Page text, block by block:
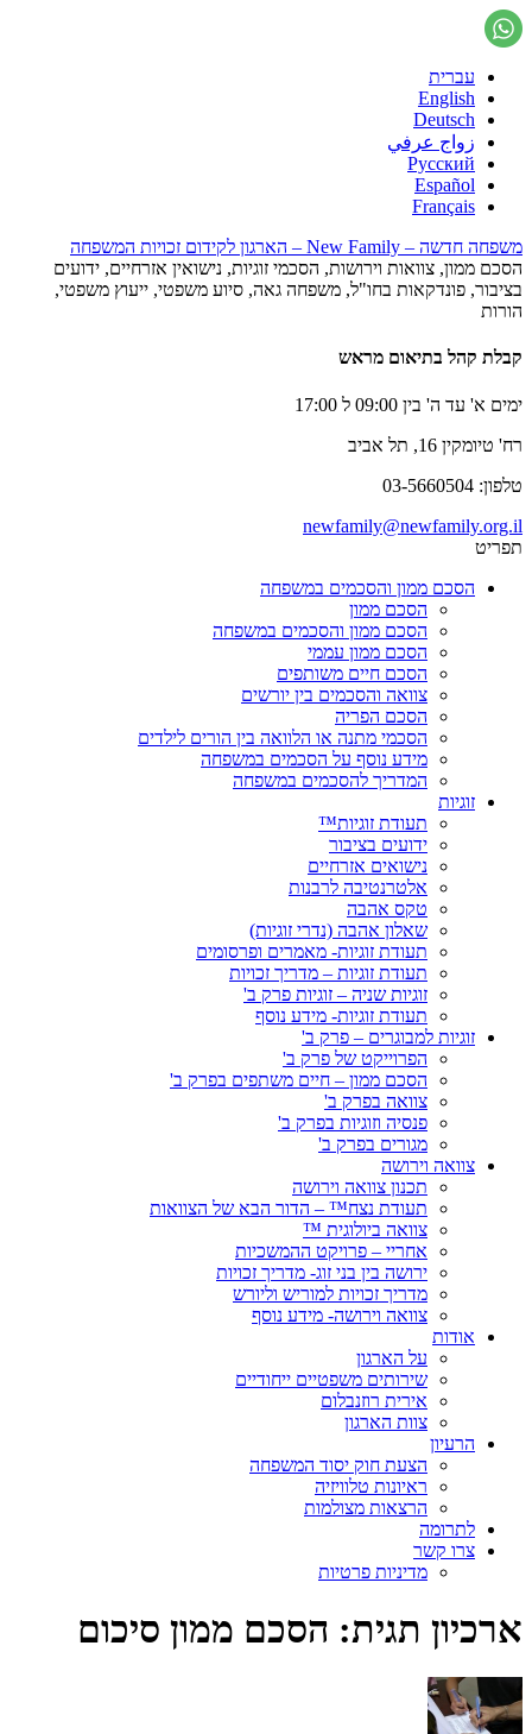
עברית
English
Deutsch
زواج عرفي
Русский
Español
Français
משפחה חדשה – New Family – הארגון לקידום זכויות המשפחה
הסכם ממון, צוואות וירושות, הסכמי זוגיות, נישואין אזרחיים, ידועים
בציבור, פונדקאות בחו"ל, משפחה גאה, סיוע משפטי, ייעוץ משפטי,
הורות
קבלת קהל בתיאום מראש
ימים א' עד ה' בין 09:00 ל 17:00
רח' טיומקין 16, תל אביב
טלפון: 03-5660504
newfamily@newfamily.org.il
תפריט
הסכם ממון והסכמים במשפחה
הסכם ממון
הסכם ממון והסכמים במשפחה
הסכם ממון עממי
הסכם חיים משותפים
צוואה והסכמים בין יורשים
הסכם הפריה
הסכמי מתנה או הלוואה בין הורים לילדים
מידע נוסף על הסכמים במשפחה
המדריך להסכמים במשפחה
זוגיות
תעודת זוגיות™
ידועים בציבור
נישואים אזרחיים
אלטרנטיבה לרבנות
טקס אהבה
שאלון אהבה (נדרי זוגיות)
תעודת זוגיות- מאמרים ופרסומים
תעודת זוגיות – מדריך זכויות
זוגיות שניה – זוגיות פרק ב'
תעודת זוגיות- מידע נוסף
זוגיות למבוגרים – פרק ב'
הפרוייקט של פרק ב'
הסכם ממון – חיים משתפים בפרק ב'
צוואה בפרק ב'
פנסיה וזוגיות בפרק ב'
מגורים בפרק ב'
צוואה וירושה
תכנון צוואה וירושה
תעודת נצח™ – הדור הבא של הצוואות
צוואה ביולוגית ™
אחריי – פרויקט ההמשכיות
ירושה בין בני זוג- מדריך זכויות
מדריך זכויות למוריש וליורש
צוואה וירושה- מידע נוסף
אודות
על הארגון
שירותים משפטיים ייחודיים
אירית רוזנבלום
צוות הארגון
הרעיון
הצעת חוק יסוד המשפחה
ראיונות טלוויזיה
הרצאות מצולמות
לתרומה
צרו קשר
מדיניות פרטיות
ארכיון תגית: הסכם ממון סיכום